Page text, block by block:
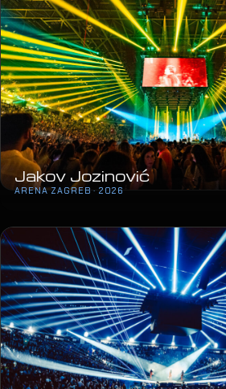
Jakov Jozinović
ARENA ZAGREB · 2026